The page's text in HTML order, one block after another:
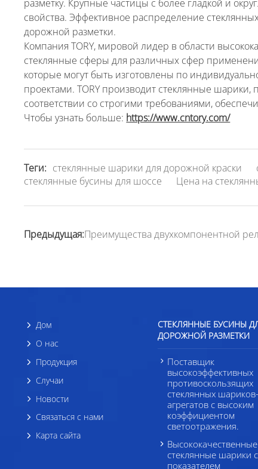
разметку. Крупные частицы с более гладкой и
свойства. Эффективное распределение
дорожной разметки.
Компания TORY, мировой лидер в области
стеклянные сферы для различных сфер
которые могут быть изготовлены по
проектами. TORY производит стеклянные
соответствии со строгими требованиями,
Чтобы узнать больше: https://www.cntory.com/
Теги: стеклянные шарики для дорожной краски
стеклянные бусины для шоссе
Цена на
Предыдущая:Преимущества двухкомпонентной
Дом
О нас
Продукция
Случаи
Новости
Связаться с нами
Карта сайта
СТЕКЛЯННЫЕ БУСИНЫ
ДОРОЖНОЙ РАЗМЕТКИ
Поставщик
высокоэффективных
противоскользящих
стеклянных шариков-
агрегатов с высоким
коэффициентом
светоотражения.
Высококачественные
стеклянные шарики с
показателем